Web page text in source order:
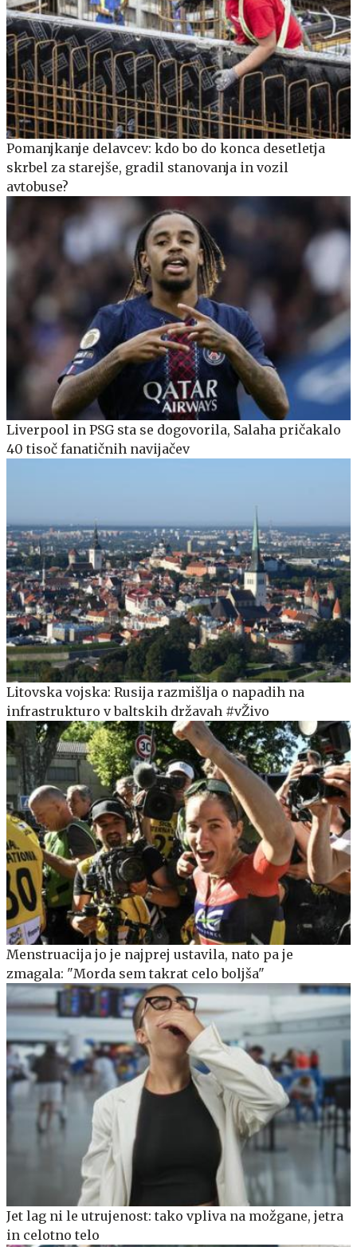
Pomanjkanje delavcev: kdo bo do konca desetletja
skrbel za starejše, gradil stanovanja in vozil
avtobuse?
Liverpool in PSG sta se dogovorila, Salaha pričakalo
40 tisoč fanatičnih navijačev
Litovska vojska: Rusija razmišlja o napadih na
infrastrukturo v baltskih državah #vŽivo
Menstruacija jo je najprej ustavila, nato pa je
zmagala: "Morda sem takrat celo boljša"
Jet lag ni le utrujenost: tako vpliva na možgane, jetra
in celotno telo